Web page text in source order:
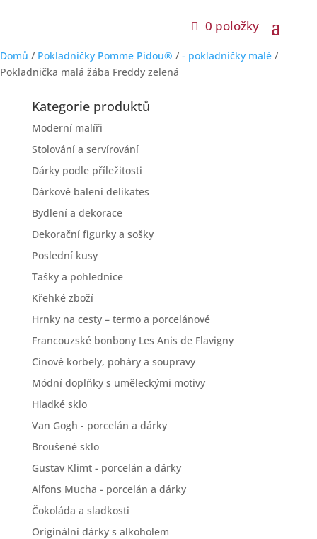
0 položky
Domů / Pokladničky Pomme Pidou® / - pokladničky malé /
Pokladnička malá žába Freddy zelená
Kategorie produktů
Moderní malíři
Stolování a servírování
Dárky podle příležitosti
Dárkové balení delikates
Bydlení a dekorace
Dekorační figurky a sošky
Poslední kusy
Tašky a pohlednice
Křehké zboží
Hrnky na cesty – termo a porcelánové
Francouzské bonbony Les Anis de Flavigny
Cínové korbely, poháry a soupravy
Módní doplňky s uměleckými motivy
Hladké sklo
Van Gogh - porcelán a dárky
Broušené sklo
Gustav Klimt - porcelán a dárky
Alfons Mucha - porcelán a dárky
Čokoláda a sladkosti
Originální dárky s alkoholem